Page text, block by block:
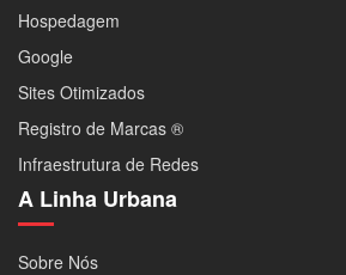
Hospedagem
Google
Sites Otimizados
Registro de Marcas ®
Infraestrutura de Redes
A Linha Urbana
Sobre Nós